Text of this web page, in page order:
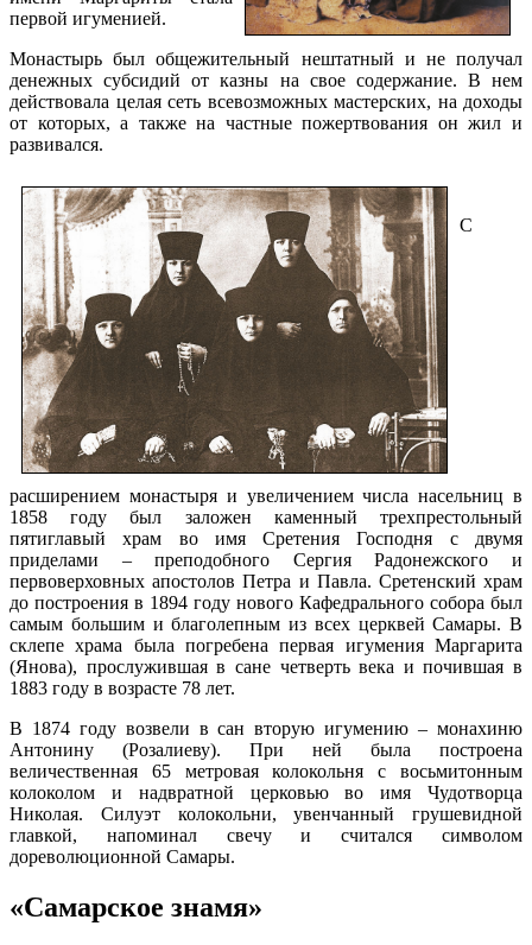
первой игуменией.
Монастырь был общежительный нештатный и не получал
денежных субсидий от казны на свое содержание. В нем
действовала целая сеть всевозможных мастерских, на доходы
от которых, а также на частные пожертвования он жил и
развивался.
С
расширением монастыря и увеличением числа насельниц в
1858 году был заложен каменный трехпрестольный
пятиглавый храм во имя Сретения Господня с двумя
приделами – преподобного Сергия Радонежского и
первоверховных апостолов Петра и Павла. Сретенский храм
до построения в 1894 году нового Кафедрального собора был
самым большим и благолепным из всех церквей Самары. В
склепе храма была погребена первая игумения Маргарита
(Янова), прослужившая в сане четверть века и почившая в
1883 году в возрасте 78 лет.
В 1874 году возвели в сан вторую игумению – монахиню
Антонину (Розалиеву). При ней была построена
величественная 65 метровая колокольня с восьмитонным
колоколом и надвратной церковью во имя Чудотворца
Николая. Силуэт колокольни, увенчанный грушевидной
главкой, напоминал свечу и считался символом
дореволюционной Самары.
«Самарское знамя»